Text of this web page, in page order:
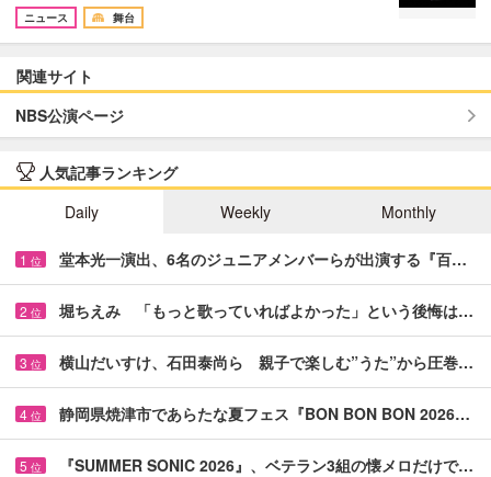
ニュース
舞台
関連サイト
NBS公演ページ
人気記事ランキング
Daily
Weekly Monthly
1 位 堂本光一演出、6名のジュニアメンバーらが出演する『百…
2 位 堀ちえみ 「もっと歌っていればよかった」という後悔は…
3 位 横山だいすけ、石田泰尚ら 親子で楽しむ”うた”から圧巻…
4 位 静岡県焼津市であらたな夏フェス『BON BON BON 2026…
5 位 『SUMMER SONIC 2026』、ベテラン3組の懐メロだけで…